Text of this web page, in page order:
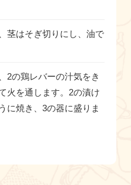
茎はそぎ切りにし、油で
2の鶏レバーの汁気をき
火を通します。2の漬け
に焼き、3の器に盛りま